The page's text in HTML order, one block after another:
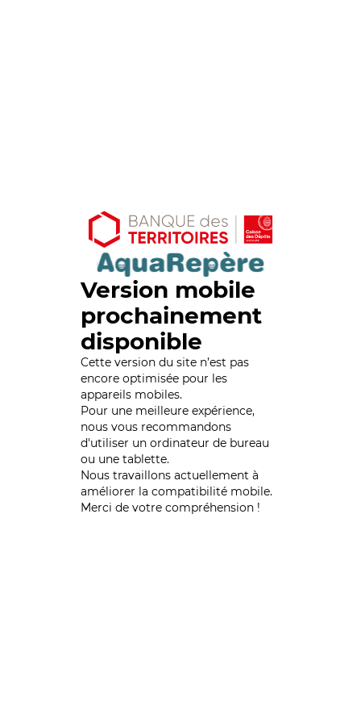
Version mobile
prochainement
disponible
Cette version du site n’est pas
encore optimisée pour les
appareils mobiles.
Pour une meilleure expérience,
nous vous recommandons
d'utiliser un ordinateur de bureau
ou une tablette.
Nous travaillons actuellement à
améliorer la compatibilité mobile.
Merci de votre compréhension !